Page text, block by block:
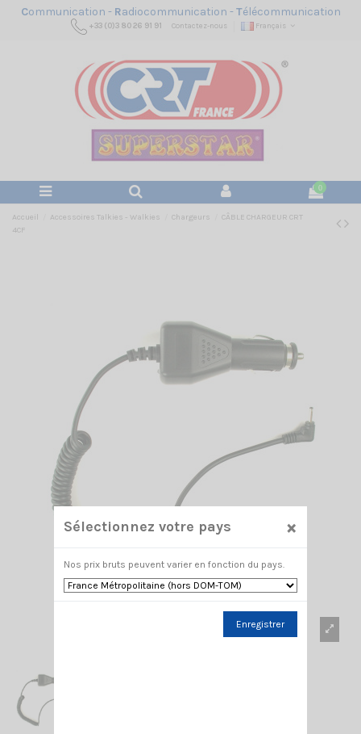
Communication - Radiocommunication -Télécommunication
+33 (0)3 80 26 91 91 Contactez-nous Français
0
Accueil Accessoires Talkies - Walkies Chargeurs
CÂBLE CHARGEUR CRT
4CF
Sélectionnez votre pays ×
Nos prix bruts peuvent varier en fonction du pays.
Enregistrer